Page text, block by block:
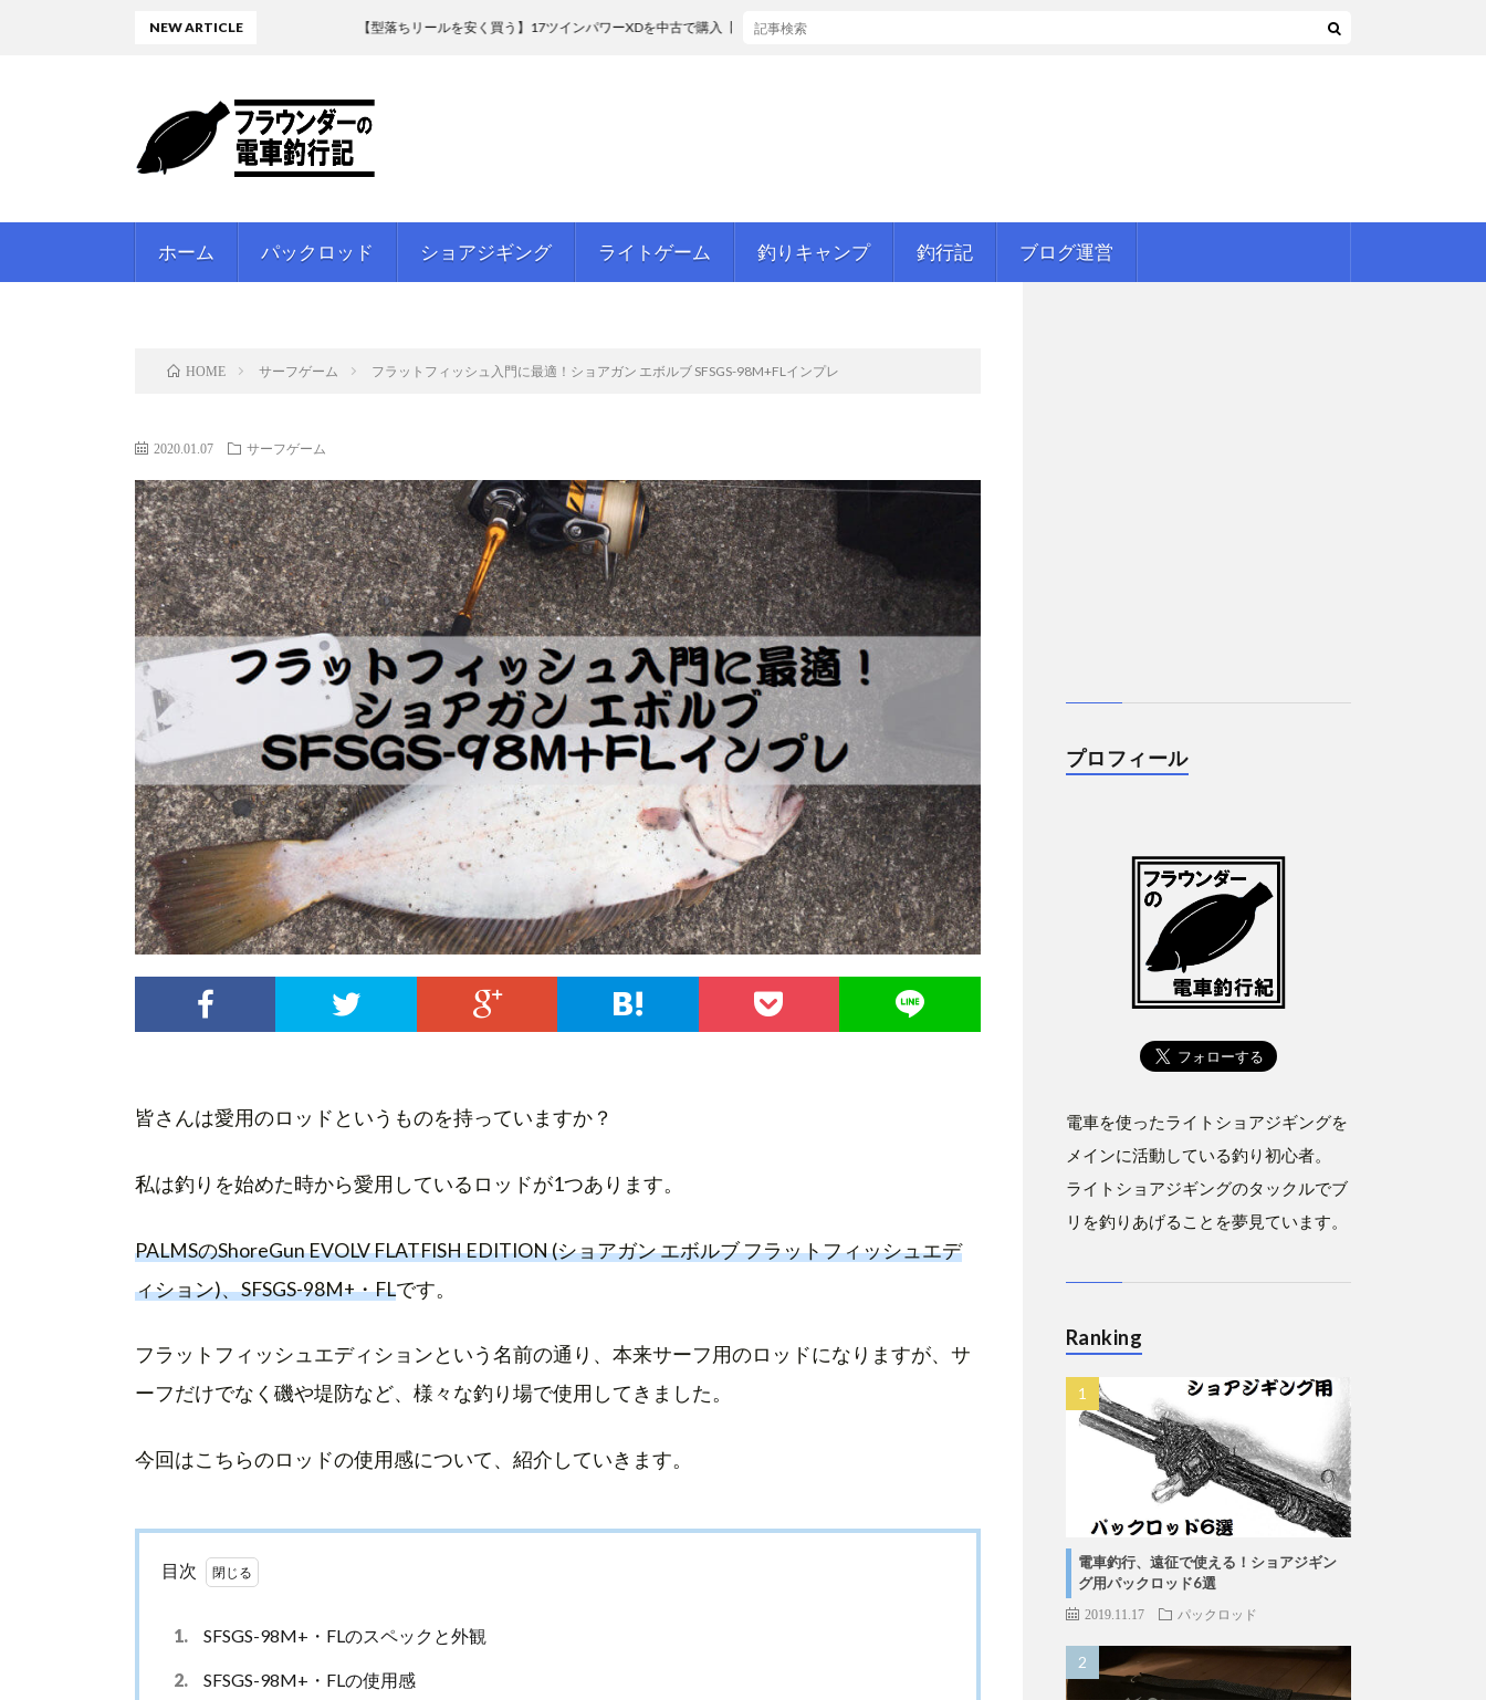
ホーム パックロッド ショアジギング ライトゲーム 釣りキャンプ 釣行記 ブログ運営
NEW ARTICLE 【型落ちリールを安く買う】17ツインパワーXDを中古で購入【スペック比較】
HOME サーフゲーム フラットフィッシュ入門に最適！ショアガン エボルブ SFSGS-98M+FLインプレ
2020.01.07 サーフゲーム
皆さんは愛用のロッドというものを持っていますか？
私は釣りを始めた時から愛用しているロッドが1つあります。
PALMSのShoreGun EVOLV FLATFISH EDITION (ショアガン エボルブ フラットフィッシュエデ
ィション)、SFSGS-98M+・FLです。
フラットフィッシュエディションという名前の通り、本来サーフ用のロッドになりますが、サ
ーフだけでなく磯や堤防など、様々な釣り場で使用してきました。
今回はこちらのロッドの使用感について、紹介していきます。
目次
1. SFSGS-98M+・FLのスペックと外観
2. SFSGS-98M+・FLの使用感
プロフィール
電車を使ったライトショアジギングを
メインに活動している釣り初心者。
ライトショアジギングのタックルでブ
リを釣りあげることを夢見ています。
Ranking
電車釣行、遠征で使える！ショアジギン
グ用パックロッド6選
2019.11.17 パックロッド